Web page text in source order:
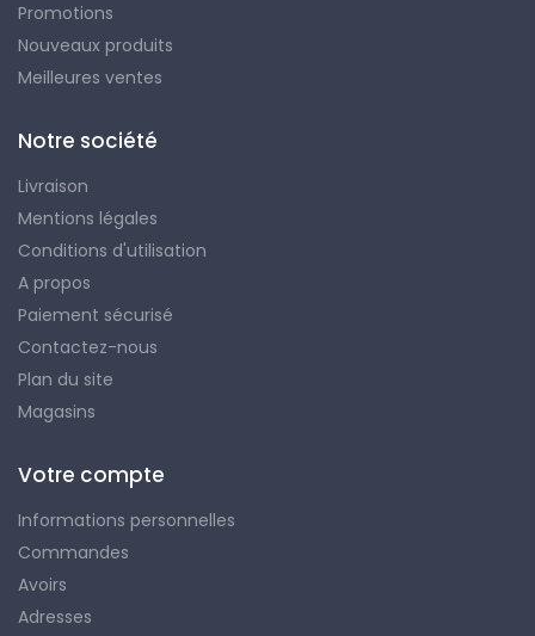
Promotions
Nouveaux produits
Meilleures ventes
Notre société
Livraison
Mentions légales
Conditions d'utilisation
A propos
Paiement sécurisé
Contactez-nous
Plan du site
Magasins
Votre compte
Informations personnelles
Commandes
Avoirs
Adresses